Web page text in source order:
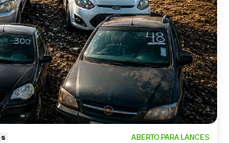
ABERTO PARA LANCES